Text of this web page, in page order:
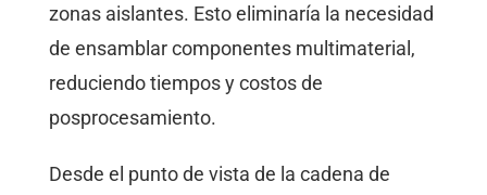
zonas aislantes. Esto eliminaría la necesidad
de ensamblar componentes multimaterial,
reduciendo tiempos y costos de
posprocesamiento.
Desde el punto de vista de la cadena de